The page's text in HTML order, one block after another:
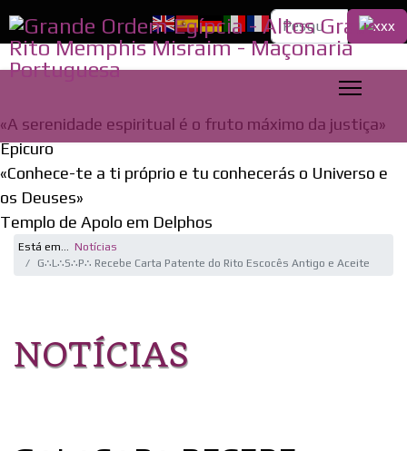
Pesquisa...
«A serenidade espiritual é o fruto máximo da justiça»
Epicuro
«Conhece-te a ti próprio e tu conhecerás o Universo e
os Deuses»
Templo de Apolo em Delphos
Está em... Notícias
G∴L∴S∴P∴ Recebe Carta Patente do Rito Escocês Antigo e Aceite
NOTÍCIAS